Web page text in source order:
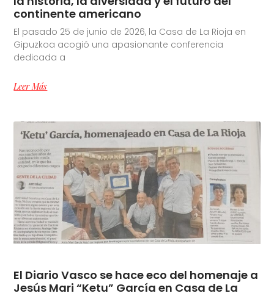
continente americano
El pasado 25 de junio de 2026, la Casa de La Rioja en
Gipuzkoa acogió una apasionante conferencia
dedicada a
Leer Más
El Diario Vasco se hace eco del homenaje a
Jesús Mari “Ketu” García en Casa de La